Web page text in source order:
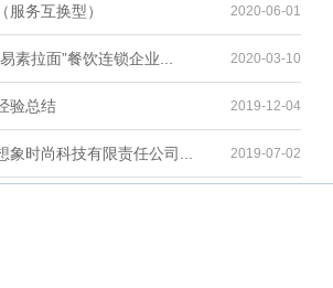
务互换型） 2020-06-01
素拉面”餐饮连锁企业... 2020-03-10
验总结 2019-12-04
时尚科技有限责任公司... 2019-07-02